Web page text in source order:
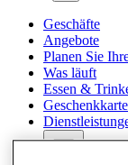
Geschäfte
Angebote
Planen Sie
Was läuft
Essen &